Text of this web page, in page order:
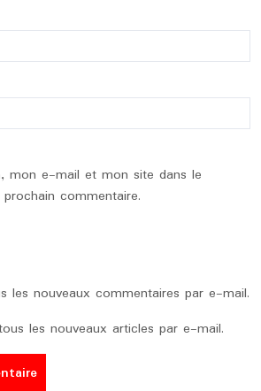
mon e-mail et mon site dans le
commentaire.
les nouveaux commentaires par e-mail.
les nouveaux articles par e-mail.